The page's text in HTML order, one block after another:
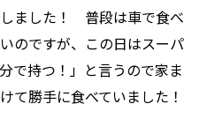
ました！ 普段は車で食べ
のですが、この日はスーパ
で持つ！」と言うので家ま
て勝手に食べていました！